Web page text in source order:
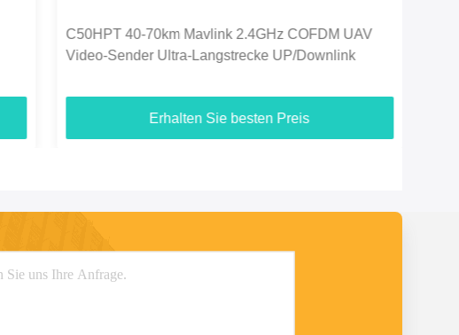
C50HPT UVA-Videoverbindung Hersteller COFDM
Videoübertrager Daten- und
Erhalten Sie besten Preis